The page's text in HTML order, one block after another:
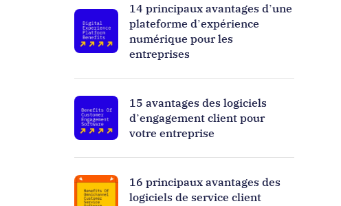
14 principaux avantages d’une
plateforme d’expérience
numérique pour les
entreprises
15 avantages des logiciels
d’engagement client pour
votre entreprise
16 principaux avantages des
logiciels de service client